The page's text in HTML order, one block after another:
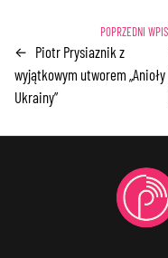
← Piotr Prysiaznik z
wyjątkowym utworem „Anioły
Ukrainy”